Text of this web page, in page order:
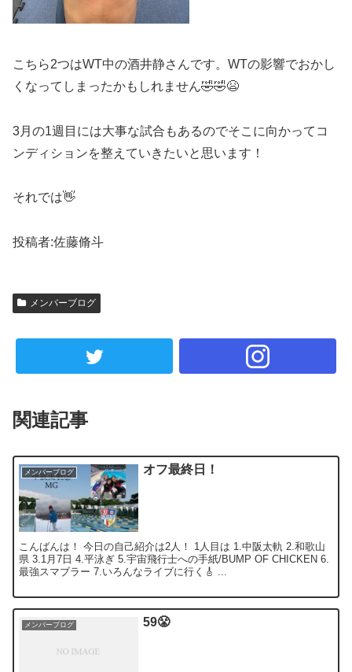
こちら2つはWT中の酒井静さんです。WTの影響でおかし
くなってしまったかもしれません🤣🤣😫
3月の1週目には大事な試合もあるのでそこに向かってコ
ンディションを整えていきたいと思います！
それでは👋
投稿者:佐藤脩斗
メンバーブログ
関連記事
メンバーブログ オフ最終日！
こんばんは！ 今日の自己紹介は2人！ 1人目は 1.中阪太軌 2.和歌山
県 3.1月7日 4.平泳ぎ 5.宇宙飛行士への手紙/BUMP OF CHICKEN 6.
最強スマブラー 7.いろんなライブに行く🎸 ...
メンバーブログ 59😤